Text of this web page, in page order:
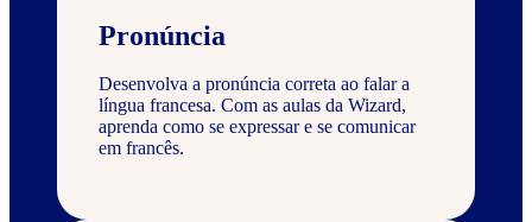
Pronúncia
Desenvolva a pronúncia correta ao falar a
língua francesa. Com as aulas da Wizard,
aprenda como se expressar e se comunicar
em francês.